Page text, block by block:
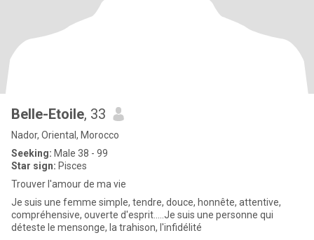
Belle-Etoile, 33
Nador, Oriental, Morocco
Seeking: Male 38 - 99
Star sign: Pisces
Trouver l'amour de ma vie
Je suis une femme simple, tendre, douce, honnête, attentive,
compréhensive, ouverte d'esprit.....Je suis une personne qui
déteste le mensonge, la trahison, l'infidélité